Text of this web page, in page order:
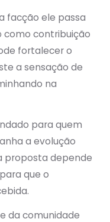
facção ele passa
como contribuição
fortalecer o
a sensação de
na
para quem
a evolução
proposta depende
que o
da comunidade